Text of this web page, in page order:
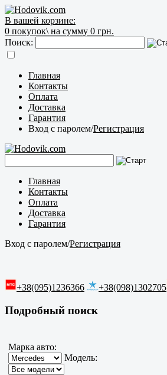
В вашей корзине:
0 покупок\ на сумму 0 грн.
Поиск:
Главная
Контакты
Оплата
Доставка
Гарантия
Вход с паролем/Регистрация
Главная
Контакты
Оплата
Доставка
Гарантия
Вход с паролем/Регистрация
+38(095)1236366 +38(098)1302705
Подробный поиск
Марка авто:
Модель: